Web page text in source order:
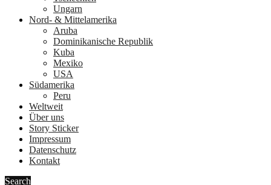
Ungarn
Nord- & Mittelamerika
Aruba
Dominikanische Republik
Kuba
Mexiko
USA
Südamerika
Peru
Weltweit
Über uns
Story Sticker
Impressum
Datenschutz
Kontakt
Search